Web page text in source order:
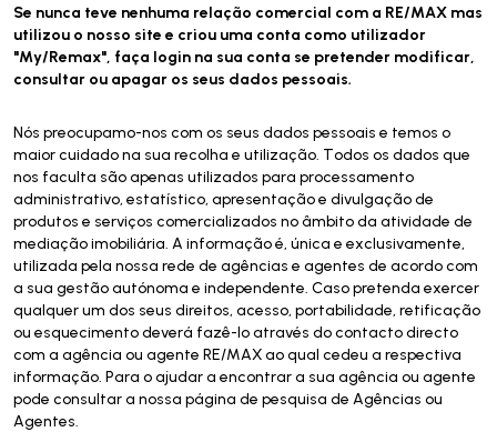
Se nunca teve nenhuma relação comercial com a RE/MAX mas
utilizou o nosso site e criou uma conta como utilizador
"My/Remax", faça login na sua conta se pretender modificar,
consultar ou apagar os seus dados pessoais.
Nós preocupamo-nos com os seus dados pessoais e temos o
maior cuidado na sua recolha e utilização. Todos os dados que
nos faculta são apenas utilizados para processamento
administrativo, estatístico, apresentação e divulgação de
produtos e serviços comercializados no âmbito da atividade de
mediação imobiliária. A informação é, única e exclusivamente,
utilizada pela nossa rede de agências e agentes de acordo com
a sua gestão autónoma e independente. Caso pretenda exercer
qualquer um dos seus direitos, acesso, portabilidade, retificação
ou esquecimento deverá fazê-lo através do contacto directo
com a agência ou agente RE/MAX ao qual cedeu a respectiva
informação. Para o ajudar a encontrar a sua agência ou agente
pode consultar a nossa página de pesquisa de Agências ou
Agentes.